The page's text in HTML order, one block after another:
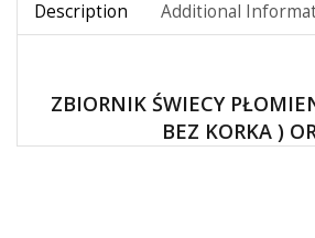
Description Additional
ZBIORNIK ŚWIECY
BEZ KORKA )